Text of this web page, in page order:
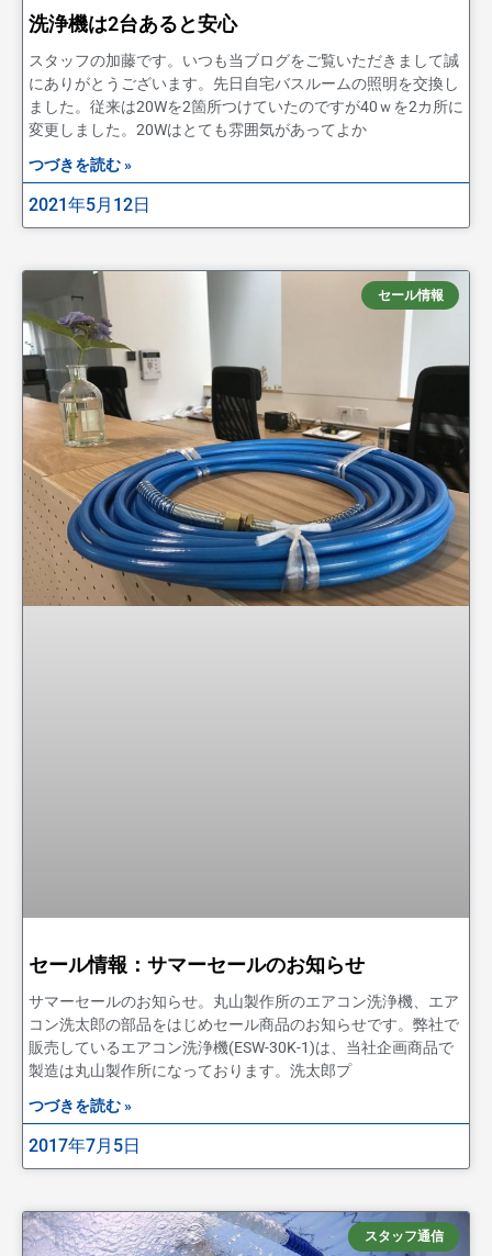
洗浄機は2台あると安心
スタッフの加藤です。いつも当ブログをご覧いただきまして誠
にありがとうございます。先日自宅バスルームの照明を交換し
ました。従来は20Wを2箇所つけていたのですが40ｗを2カ所に
変更しました。20Wはとても雰囲気があってよか
つづきを読む »
2021年5月12日
セール情報
セール情報：サマーセールのお知らせ
サマーセールのお知らせ。丸山製作所のエアコン洗浄機、エア
コン洗太郎の部品をはじめセール商品のお知らせです。弊社で
販売しているエアコン洗浄機(ESW-30K-1)は、当社企画商品で
製造は丸山製作所になっております。洗太郎プ
つづきを読む »
2017年7月5日
スタッフ通信